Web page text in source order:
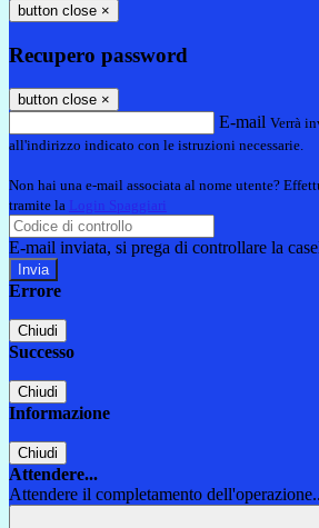
button close ×
Recupero password
button close ×
E-mail Verrà
all'indirizzo indicato con le istruzioni necessarie.
Non hai una e-mail associata al nome utente?
tramite la Login Spaggiari
E-mail inviata, si prega di controllare la
Errore
Chiudi
Successo
Chiudi
Informazione
Chiudi
Attendere...
Attendere il completamento